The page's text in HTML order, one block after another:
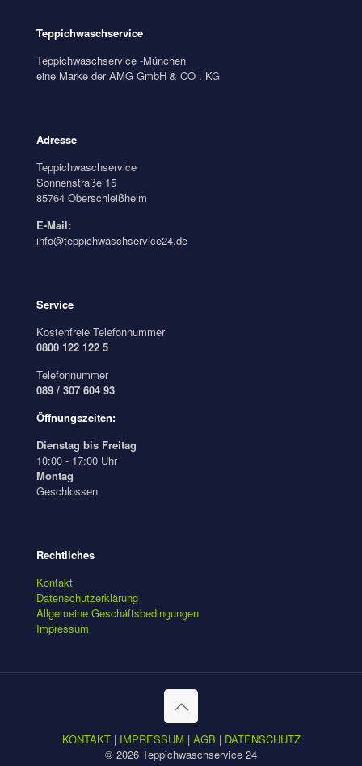
Teppichwaschservice
Teppichwaschservice -München
eine Marke der AMG GmbH & CO . KG
Adresse
Teppichwaschservice
Sonnenstraße 15
85764 Oberschleißheim
E-Mail:
info@teppichwaschservice24.de
Service
Kostenfreie Telefonnummer
0800 122 122 5
Telefonnummer
089 / 307 604 93
Öffnungszeiten:
Dienstag bis Freitag
10:00 - 17:00 Uhr
Montag
Geschlossen
Rechtliches
Kontakt
Datenschutzerklärung
Allgemeine Geschäftsbedingungen
Impressum
KONTAKT| IMPRESSUM | AGB | DATENSCHUTZ
© 2026 Teppichwaschservice 24